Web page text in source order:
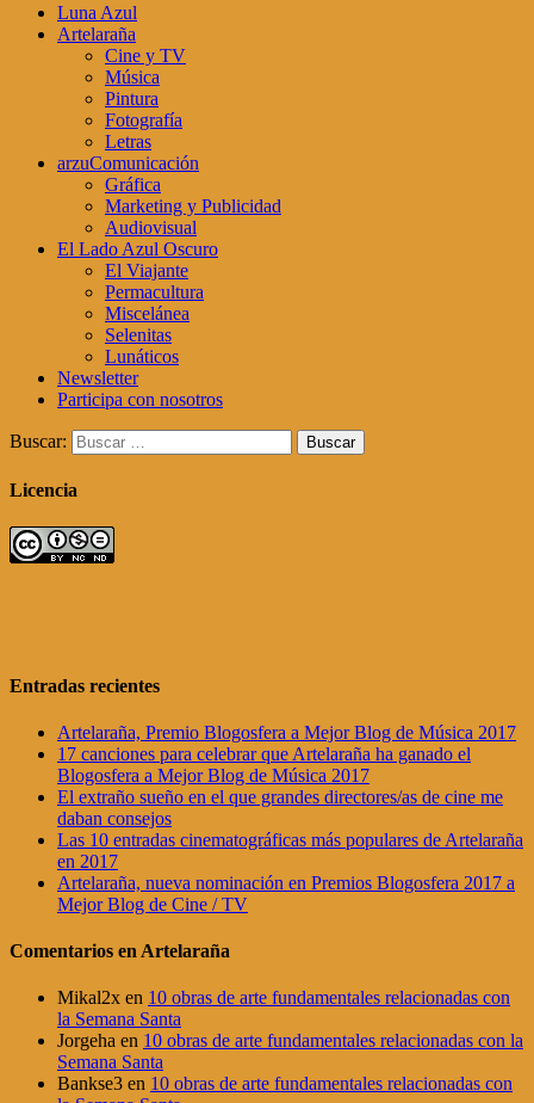
Luna Azul
Artelaraña
Cine y TV
Música
Pintura
Fotografía
Letras
arzuComunicación
Gráfica
Marketing y Publicidad
Audiovisual
El Lado Azul Oscuro
El Viajante
Permacultura
Miscelánea
Selenitas
Lunáticos
Newsletter
Participa con nosotros
Buscar:
Licencia
Entradas recientes
Artelaraña, Premio Blogosfera a Mejor Blog de Música 2017
17 canciones para celebrar que Artelaraña ha ganado el
Blogosfera a Mejor Blog de Música 2017
El extraño sueño en el que grandes directores/as de cine me
daban consejos
Las 10 entradas cinematográficas más populares de Artelaraña
en 2017
Artelaraña, nueva nominación en Premios Blogosfera 2017 a
Mejor Blog de Cine / TV
Comentarios en Artelaraña
Mikal2x en 10 obras de arte fundamentales relacionadas con
la Semana Santa
Jorgeha en 10 obras de arte fundamentales relacionadas con la
Semana Santa
Bankse3 en 10 obras de arte fundamentales relacionadas con